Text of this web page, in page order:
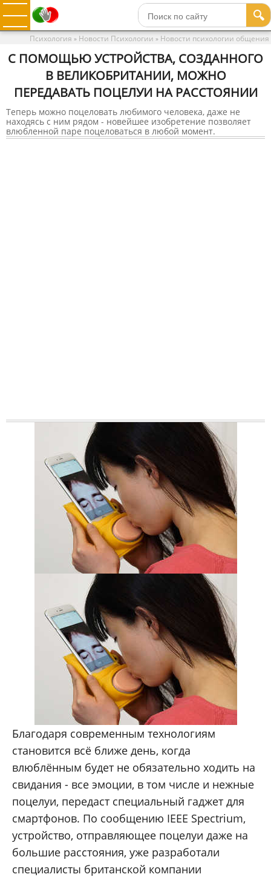
🔍
Психология » Новости Психологии » Новости психологии общения
С ПОМОЩЬЮ УСТРОЙСТВА, СОЗДАННОГО
В ВЕЛИКОБРИТАНИИ, МОЖНО
ПЕРЕДАВАТЬ ПОЦЕЛУИ НА РАССТОЯНИИ
Теперь можно поцеловать любимого человека, даже не
находясь с ним рядом - новейшее изобретение позволяет
влюбленной паре поцеловаться в любой момент.
Благодаря современным технологиям
становится всё ближе день, когда
влюблённым будет не обязательно ходить на
свидания - все эмоции, в том числе и нежные
поцелуи, передаст специальный гаджет для
смартфонов. По сообщению IEEE Spectrium,
устройство, отправляющее поцелуи даже на
большие расстояния, уже разработали
специалисты британской компании